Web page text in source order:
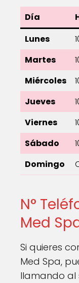
Día
Lunes
Martes
Miércoles
Jueves
Viernes
Sábado
Domingo
N°
Med
Si quieres
Med Spa,
llamando al